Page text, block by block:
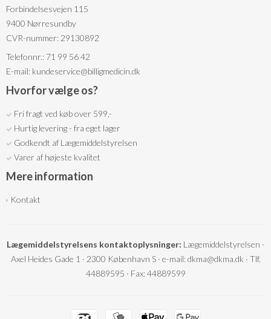
Forbindelsesvejen 115
9400 Nørresundby
CVR-nummer: 29130892
Telefonnr.: 71 99 56 42
E-mail: kundeservice@billigmedicin.dk
Hvorfor vælge os?
Fri fragt ved køb over 599,-
Hurtig levering - fra eget lager
Godkendt af Lægemiddelstyrelsen
Varer af højeste kvalitet
Mere information
Kontakt
Lægemiddelstyrelsens kontaktoplysninger: Lægemiddelstyrelsen ·
Axel Heides Gade 1 · 2300 København S · e-mail: dkma@dkma.dk · Tlf.
44889595 · Fax: 44889599